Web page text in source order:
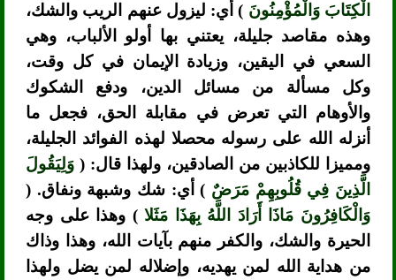
الْكِتَابَ وَالْمُؤْمِنُونَ ) أي: ليزول عنهم الريب والشك،
وهذه مقاصد جليلة، يعتني بها أولو الألباب، وهي
السعي في اليقين، وزيادة الإيمان في كل وقت،
وكل مسألة من مسائل الدين، ودفع الشكوك
والأوهام التي تعرض في مقابلة الحق، فجعل ما
أنزله الله على رسوله محصلا لهذه الفوائد الجليلة،
ومميزا للكاذبين من الصادقين، ولهذا قال: ( وَلِيَقُولَ
الَّذِينَ فِي قُلُوبِهِمْ مَرَضٌ ) أي: شك وشبهة ونفاق. (
وَالْكَافِرُونَ مَاذَا أَرَادَ اللَّهُ بِهَذَا مَثَلا) وهذا على وجه
الحيرة والشك، والكفر منهم بآيات الله، وهذا وذاك
من هداية الله لمن يهديه، وإضلاله لمن يضل ولهذا